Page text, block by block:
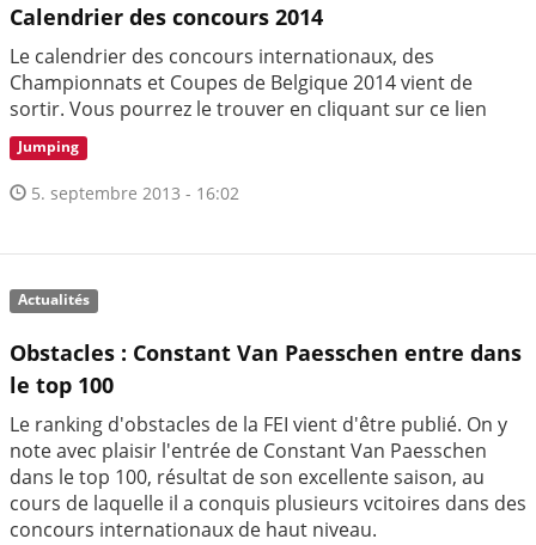
Calendrier des concours 2014
Le calendrier des concours internationaux, des
Championnats et Coupes de Belgique 2014 vient de
sortir. Vous pourrez le trouver en cliquant sur ce lien
Jumping
5. septembre 2013 - 16:02
Actualités
Obstacles : Constant Van Paesschen entre dans
le top 100
Le ranking d'obstacles de la FEI vient d'être publié. On y
note avec plaisir l'entrée de Constant Van Paesschen
dans le top 100, résultat de son excellente saison, au
cours de laquelle il a conquis plusieurs vcitoires dans des
concours internationaux de haut niveau.